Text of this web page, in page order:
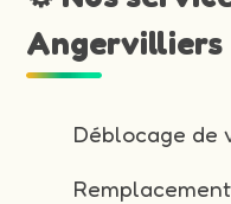
Angervilliers
Déblocage de